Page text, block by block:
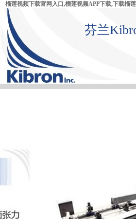
榴莲视频下载官网入口,榴莲视频APP下载,下载榴
芬兰
首 页